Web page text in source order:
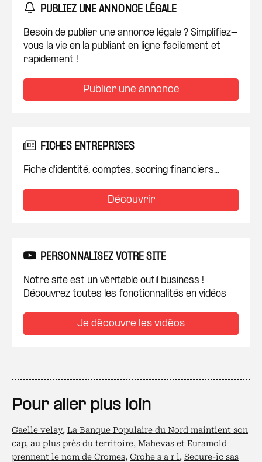
PUBLIEZ UNE ANNONCE LÉGALE
Besoin de publier une annonce légale ? Simplifiez-
vous la vie en la publiant en ligne facilement et
rapidement !
Publier une annonce
FICHES ENTREPRISES
Fiche d'identité, comptes, scoring financiers...
Découvrir
PERSONNALISEZ VOTRE SITE
Notre site est un véritable outil business !
Découvrez toutes les fonctionnalités en vidéos
Je découvre les vidéos
Pour aller plus loin
Gaelle velay, La Banque Populaire du Nord maintient son
cap, au plus près du territoire, Mahevas et Euramold
prennent le nom de Cromes, Grohe s a r l, Secure-ic sas